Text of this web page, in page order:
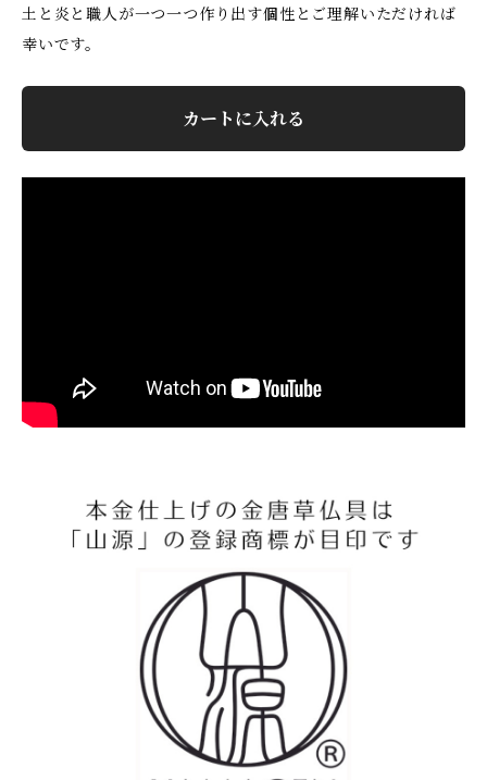
土と炎と職人が一つ一つ作り出す個性とご理解いただければ
幸いです。
カートに入れる